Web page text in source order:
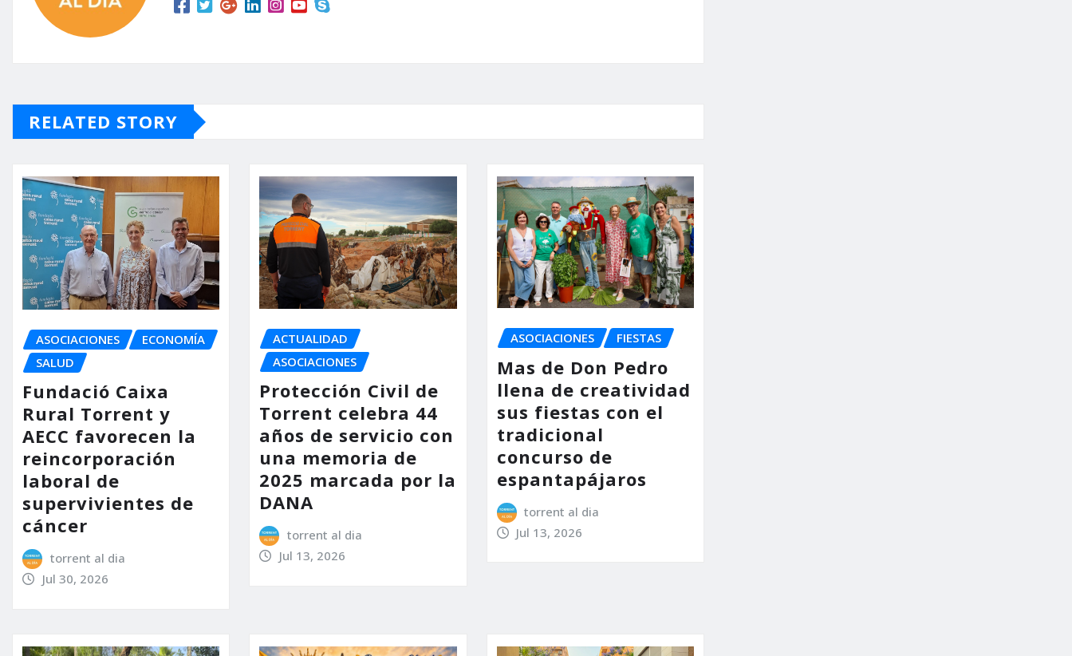
RELATED STORY
ASOCIACIONES
ECONOMÍA
SALUD
Fundació Caixa
Rural Torrent y
AECC favorecen la
reincorporación
laboral de
supervivientes de
cáncer
torrent al dia
Jul 30, 2026
ACTUALIDAD
ASOCIACIONES
Protección Civil de
Torrent celebra 44
años de servicio con
una memoria de
2025 marcada por la
DANA
torrent al dia
Jul 13, 2026
ASOCIACIONES FIESTAS
Mas de Don Pedro
llena de creatividad
sus fiestas con el
tradicional
concurso de
espantapájaros
torrent al dia
Jul 13, 2026